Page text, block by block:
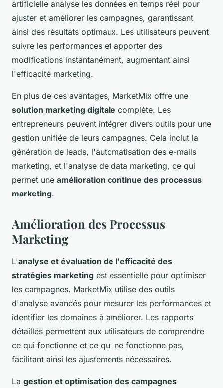
artificielle analyse les données en temps réel pour
ajuster et améliorer les campagnes, garantissant
ainsi des résultats optimaux. Les utilisateurs peuvent
suivre les performances et apporter des
modifications instantanément, augmentant ainsi
l'efficacité marketing.
En plus de ces avantages, MarketMix offre une
solution marketing digitale complète. Les
entrepreneurs peuvent intégrer divers outils pour une
gestion unifiée de leurs campagnes. Cela inclut la
génération de leads, l'automatisation des e-mails
marketing, et l'analyse de data marketing, ce qui
permet une amélioration continue des processus
marketing.
Amélioration des Processus
Marketing
L'analyse et évaluation de l'efficacité des
stratégies marketing est essentielle pour optimiser
les campagnes. MarketMix utilise des outils
d'analyse avancés pour mesurer les performances et
identifier les domaines à améliorer. Les rapports
détaillés permettent aux utilisateurs de comprendre
ce qui fonctionne et ce qui ne fonctionne pas,
facilitant ainsi les ajustements nécessaires.
La gestion et optimisation des campagnes